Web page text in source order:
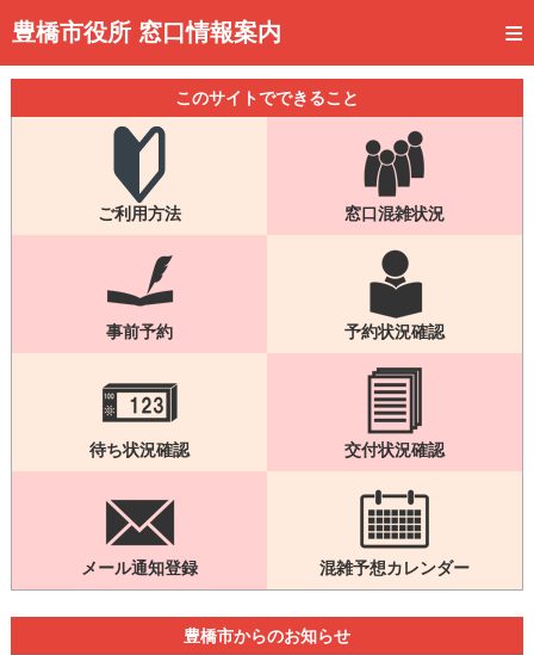
豊橋市役所 窓口情報案内
トップページ
ご利用方法
予約状況確認
窓口混雑状況
待ち状況確認
交付状況確認
混雑予想カレンダー
このサイトでできること
ご利用方法 窓口混雑状況
事前予約 予約状況確認
待ち状況確認 交付状況確認
メール通知登録 混雑予想カレンダー
豊橋市からのお知らせ